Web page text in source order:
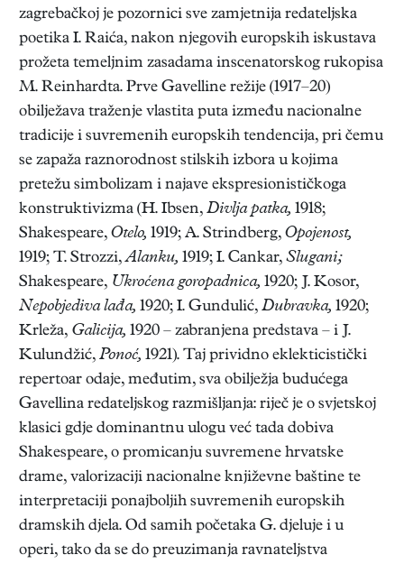
zagrebačkoj je pozornici sve zamjetnija redateljska
poetika I. Raića, nakon njegovih europskih iskustava
prožeta temeljnim zasadama inscenatorskog rukopisa
M. Reinhardta. Prve Gavelline režije (1917–20)
obilježava traženje vlastita puta između nacionalne
tradicije i suvremenih europskih tendencija, pri čemu
se zapaža raznorodnost stilskih izbora u kojima
pretežu simbolizam i najave ekspresionističkoga
konstruktivizma (H. Ibsen, Divlja patka, 1918;
Shakespeare, Otelo, 1919; A. Strindberg, Opojenost,
1919; T. Strozzi,Alanku, 1919; I. Cankar, Slugani;
Shakespeare, Ukroćena goropadnica, 1920; J. Kosor,
Nepobjediva lađa, 1920; I. Gundulić, Dubravka, 1920;
Krleža, Galicija, 1920 – zabranjena predstava – i J.
Kulundžić, Ponoć, 1921). Taj prividno eklekticistički
repertoar odaje, međutim, sva obilježja budućega
Gavellina redateljskog razmišljanja: riječ je o svjetskoj
klasici gdje dominantnu ulogu već tada dobiva
Shakespeare, o promicanju suvremene hrvatske
drame, valorizaciji nacionalne književne baštine te
interpretaciji ponajboljih suvremenih europskih
dramskih djela. Od samih početaka G. djeluje i u
operi, tako da se do preuzimanja ravnateljstva